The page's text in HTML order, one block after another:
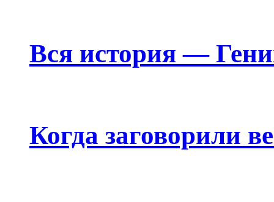
Вся история —
Когда заговорили